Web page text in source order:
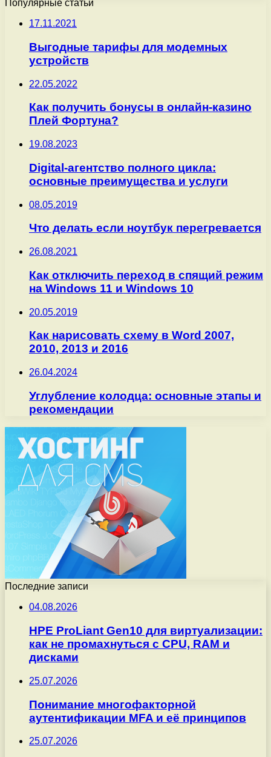
Популярные статьи
17.11.2021
Выгодные тарифы для модемных
устройств
22.05.2022
Как получить бонусы в онлайн-казино
Плей Фортуна?
19.08.2023
Digital-агентство полного цикла:
основные преимущества и услуги
08.05.2019
Что делать если ноутбук перегревается
26.08.2021
Как отключить переход в спящий режим
на Windows 11 и Windows 10
20.05.2019
Как нарисовать схему в Word 2007,
2010, 2013 и 2016
26.04.2024
Углубление колодца: основные этапы и
рекомендации
Последние записи
04.08.2026
HPE ProLiant Gen10 для виртуализации:
как не промахнуться с CPU, RAM и
дисками
25.07.2026
Понимание многофакторной
аутентификации MFA и её принципов
25.07.2026